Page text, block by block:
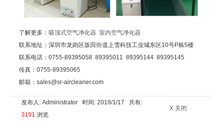
了解更多： 吸顶式空气净化器 室内空气净化器
联系地址：深圳市龙岗区坂田街道上雪科技工业城东区10号P栋5楼
联系电话：0755-89395058 89395011 89395144 89395145
传真：0755-89395065
邮箱：sales@sr-aircleaner.com
发布人: Administrator 时间: 2018/1/17 共有:
3191 浏览
X 关闭